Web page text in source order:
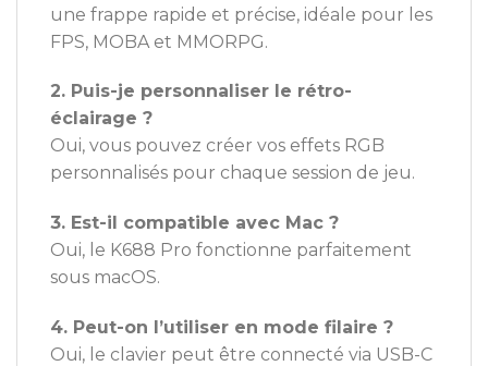
une frappe rapide et précise, idéale pour les
FPS, MOBA et MMORPG.
2. Puis-je personnaliser le rétro-
éclairage ?
Oui, vous pouvez créer vos effets RGB
personnalisés pour chaque session de jeu.
3. Est-il compatible avec Mac ?
Oui, le K688 Pro fonctionne parfaitement
sous macOS.
4. Peut-on l’utiliser en mode filaire ?
Oui, le clavier peut être connecté via USB-C